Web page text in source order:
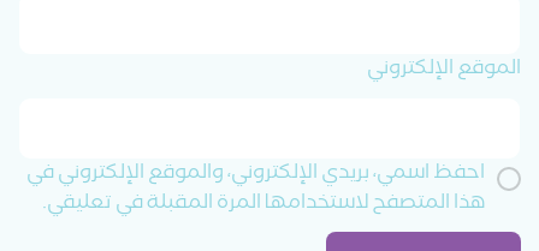
الموقع الإلكتروني
احفظ اسمي، بريدي الإلكتروني، والموقع الإلكتروني في
هذا المتصفح لاستخدامها المرة المقبلة في تعليقي.